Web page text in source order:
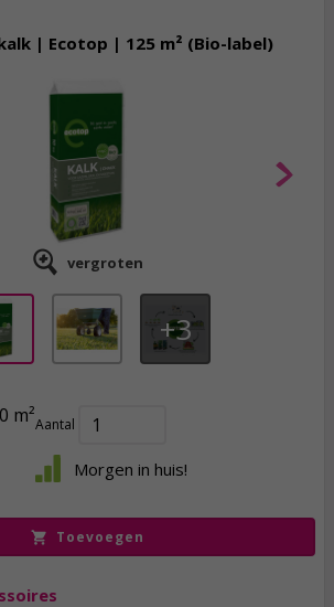
| Ecotop | 125 m² (Bio-label)
vergroten
3
m²Aantal
Morgen in huis!
Toevoegen